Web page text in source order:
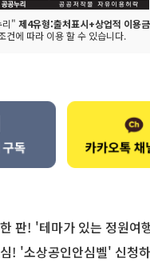
리" 제4유형:출처표시+상업적 이용
건에 따라 이용 할 수 있습니다.
판! '테마가 있는 정원여
! '소상공인안심벨' 신청